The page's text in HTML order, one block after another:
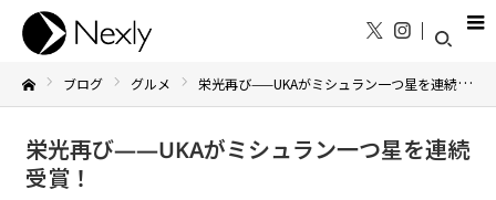
ブログ グルメ 栄光再び——UKAがミシュラン一つ星を連続受賞！
栄光再び——UKAがミシュラン一つ星を連続
受賞！